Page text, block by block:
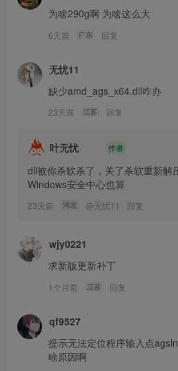
为啥290g啊 为啥这么大
6天前 广东 回复
无忧11
缺少amd_ags_x64.dll咋办
23天前 江苏 回复
叶无忧 作者
dll被你杀软杀了，关了杀软重新解
Windows安全中心也算
23天前 河北 @无忧11 回复
wjy0221
求新版更新补丁
1个月前 江苏 回复
qf9527
提示无法定位程序输入点
啥原因啊